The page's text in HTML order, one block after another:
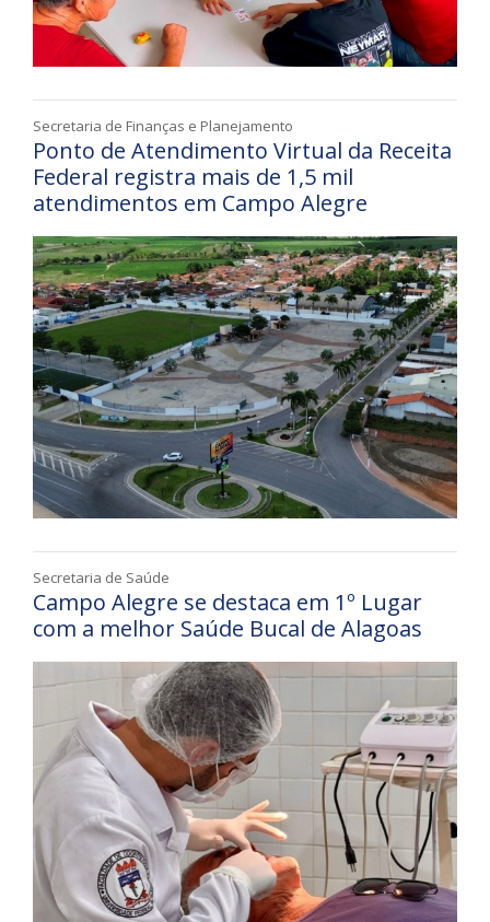
Secretaria de Finanças e Planejamento
Ponto de Atendimento Virtual da Receita
Federal registra mais de 1,5 mil
atendimentos em Campo Alegre
Secretaria de Saúde
Campo Alegre se destaca em 1º Lugar
com a melhor Saúde Bucal de Alagoas